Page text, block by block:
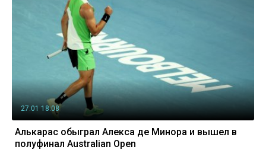
27.01 18:08
Алькарас обыграл Алекса де Минора и вышел в
полуфинал Australian Open